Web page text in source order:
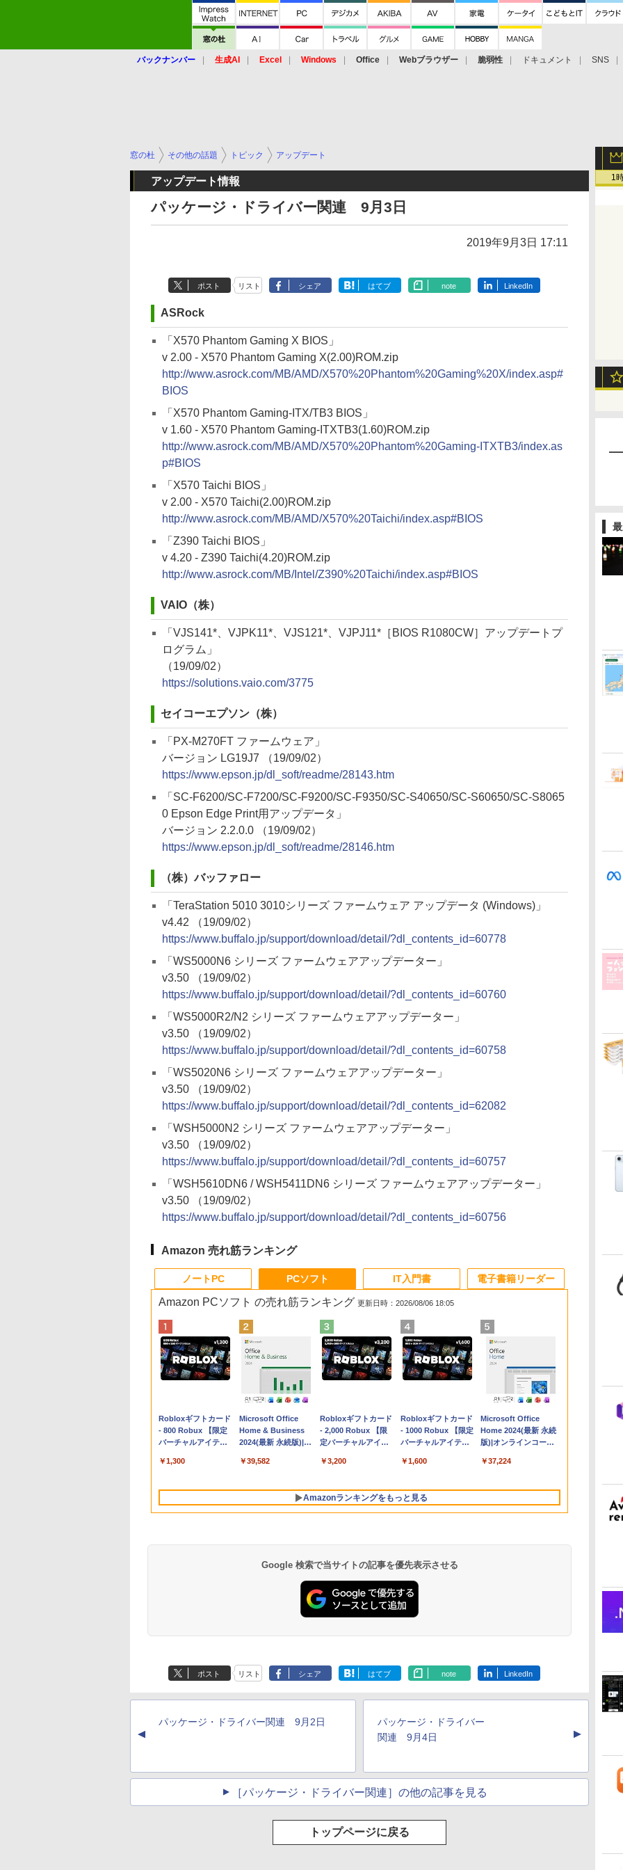
バックナンバー 生成AI Excel Windows Office Webブラウザー 脆弱性 ドキュメント SNS
1
窓の杜 その他の話題 トピック アップデート
アップデート情報
パッケージ・ドライバー関連 9月3日
2019年9月3日 17:11
ポスト リスト シェア はてブ note LinkedIn
ASRock
「X570 Phantom Gaming X BIOS」
v 2.00 - X570 Phantom Gaming X(2.00)ROM.zip
http://www.asrock.com/MB/AMD/X570%20Phantom%20Gaming%20X/index.asp#
BIOS
「X570 Phantom Gaming-ITX/TB3 BIOS」
v 1.60 - X570 Phantom Gaming-ITXTB3(1.60)ROM.zip
http://www.asrock.com/MB/AMD/X570%20Phantom%20Gaming-ITXTB3/index.as
p#BIOS
「X570 Taichi BIOS」
v 2.00 - X570 Taichi(2.00)ROM.zip
http://www.asrock.com/MB/AMD/X570%20Taichi/index.asp#BIOS
「Z390 Taichi BIOS」
v 4.20 - Z390 Taichi(4.20)ROM.zip
http://www.asrock.com/MB/Intel/Z390%20Taichi/index.asp#BIOS
VAIO（株）
「VJS141*、VJPK11*、VJS121*、VJPJ11*［BIOS R1080CW］アップデートプ
ログラム」
（19/09/02）
https://solutions.vaio.com/3775
セイコーエプソン（株）
「PX-M270FT ファームウェア」
バージョン LG19J7 （19/09/02）
https://www.epson.jp/dl_soft/readme/28143.htm
「SC-F6200/SC-F7200/SC-F9200/SC-F9350/SC-S40650/SC-S60650/SC-S8065
0 Epson Edge Print用アップデータ」
バージョン 2.2.0.0 （19/09/02）
https://www.epson.jp/dl_soft/readme/28146.htm
（株）バッファロー
「TeraStation 5010 3010シリーズ ファームウェア アップデータ (Windows)」
v4.42 （19/09/02）
https://www.buffalo.jp/support/download/detail/?dl_contents_id=60778
「WS5000N6 シリーズ ファームウェアアップデーター」
v3.50 （19/09/02）
https://www.buffalo.jp/support/download/detail/?dl_contents_id=60760
「WS5000R2/N2 シリーズ ファームウェアアップデーター」
v3.50 （19/09/02）
https://www.buffalo.jp/support/download/detail/?dl_contents_id=60758
「WS5020N6 シリーズ ファームウェアアップデーター」
v3.50 （19/09/02）
https://www.buffalo.jp/support/download/detail/?dl_contents_id=62082
「WSH5000N2 シリーズ ファームウェアアップデーター」
v3.50 （19/09/02）
https://www.buffalo.jp/support/download/detail/?dl_contents_id=60757
「WSH5610DN6 / WSH5411DN6 シリーズ ファームウェアアップデーター」
v3.50 （19/09/02）
https://www.buffalo.jp/support/download/detail/?dl_contents_id=60756
Amazon 売れ筋ランキング
ノートPC
Apple 2026
MacBook Neo A18
Proチップ搭載13イ
AIとApple
設計、Liquid Retina
ユニファイドメモ
￥137,800
tomtoc 360°保護
15.6 16インチ パソコ
ンケース Dell NEC
dynabook Lenovo
￥2,952
Apple 2026
MacBook Air M5チ
ップ搭載13インチノ
Apple Intelligence、
Retinaディスプレ
イ、24GBユニファイ
ドメモリ、1TB SSD
ド、Touch ID - ミッ
ドナイト
￥314,800
【Amazon.co.jp限
定】 HP ノートパソ
コン 15-fd 15.6イン
512GB SSD インテ
￥129,800
FMV ノートパソコン
WE1-K3 (MS 365
Personal/Copilotキー
型/Core i5/16GB/SSD
FMVWK3E15W_AZ
￥119,800
PCソフト
Amazon PCソフト の売れ筋ランキング 更新日時：2026/08/06 18:05
Robloxギフトカード
- 800 Robux 【限定
バーチャルアイテム
ンゲームコード】 ロ
インコード版
￥1,300
Microsoft Office
Home & Business
2024(最新 永続版)|オ
版|Windows11、
￥39,582
Robloxギフトカード
- 2,000 Robux 【限
定バーチャルアイテ
インゲームコード】
ラインコード版
￥3,200
Robloxギフトカード
- 1000 Robux 【限定
バーチャルアイテム
ンゲームコード】 ロ
ンコード版
￥1,600
Microsoft Office
Home 2024(最新 永続
版)|オンラインコード
10/mac対応|PC2台
￥37,224
Amazonランキングをもっと見る
IT入門書
￥1,766
出す プロンプトの言
葉 AI画像生成シリー
Labo)
￥480
非エンジニア 初心者
素人 でも安心 使い方
もコンテンツ作成に
非エンジニアのため
のAIコーディング入
￥99
ハードウェア・市販
ソフトウェアのパー
新エミュレータ紹介
￥1,600
ザイン入門講座［第2
版］
￥2,326
電子書籍リーダー
7インチディスプレ
イ、色調調節ライ
テリー、広告なし、
￥27,980
ない、大きな画面で
読みやすい、6週間持
チディスプレイ電子
ック、16GB、広告な
￥19,980
ション (32GB) 7イン
チディスプレイ、明
調節ライト、12週間
告なし、メタリック
￥32,980
トレージ、防水、7イ
ンチカラーディスプ
ト、最大8週間持続バ
し、ブラック (2025
年発売)
￥39,980
インチカラーディスプ
レイ、64GBストレー
明るさ自動調整、色調
ムペン付き、グラファ
￥115,980
Google 検索で当サイトの記事を優先表示させる
ポスト リスト シェア はてブ note LinkedIn
▲
パッケージ・ドライバー関連 9月2日
パッケージ・ドライバー
関連 9月4日
▲
［パッケージ・ドライバー関連］の他の記事を見る
トップページに戻る